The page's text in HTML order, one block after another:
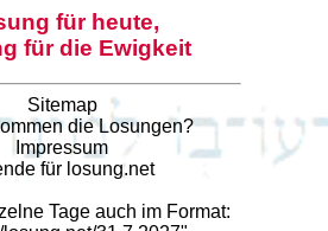
für heute,
für die Ewigkeit
Sitemap
die Losungen?
Impressum
für losung.net
Tage auch im Format: